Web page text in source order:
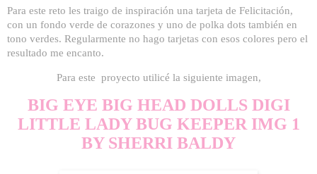
Para este reto les traigo de inspiración una tarjeta de Felicitación,
con un fondo verde de corazones y uno de polka dots también en
tono verdes. Regularmente no hago tarjetas con esos colores pero el
resultado me encanto.
Para este proyecto utilicé la siguiente imagen,
BIG EYE BIG HEAD DOLLS DIGI
LITTLE LADY BUG KEEPER IMG 1
BY SHERRI BALDY